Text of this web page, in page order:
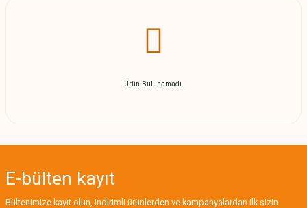
Ürün Bulunamadı.
E-bülten kayıt
Bültenimize kayıt olun, indirimli ürünlerden ve kampanyalardan ilk sizin